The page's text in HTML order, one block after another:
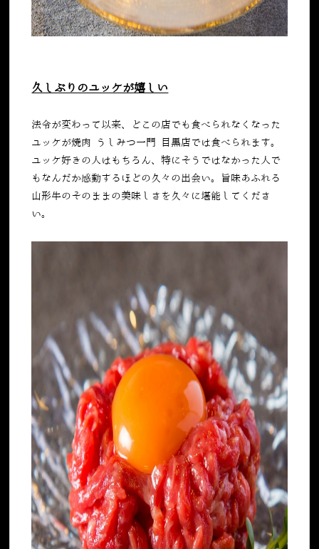
久しぶりのユッケが嬉しい
法令が変わって以来、どこの店でも食べられなくなった
ユッケが焼肉 うしみつ一門 目黒店では食べられます。
ユッケ好きの人はもちろん、特にそうではなかった人で
もなんだか感動するほどの久々の出会い。旨味あふれる
山形牛のそのままの美味しさを久々に堪能してくださ
い。